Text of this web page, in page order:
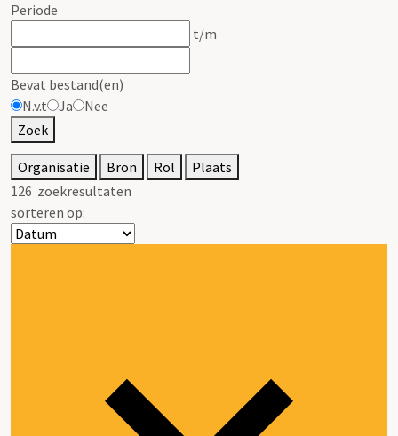
Periode
t/m
Bevat bestand(en)
N.v.t
Ja
Nee
Zoek
Organisatie Bron Rol
Plaats
126 zoekresultaten
sorteren op: